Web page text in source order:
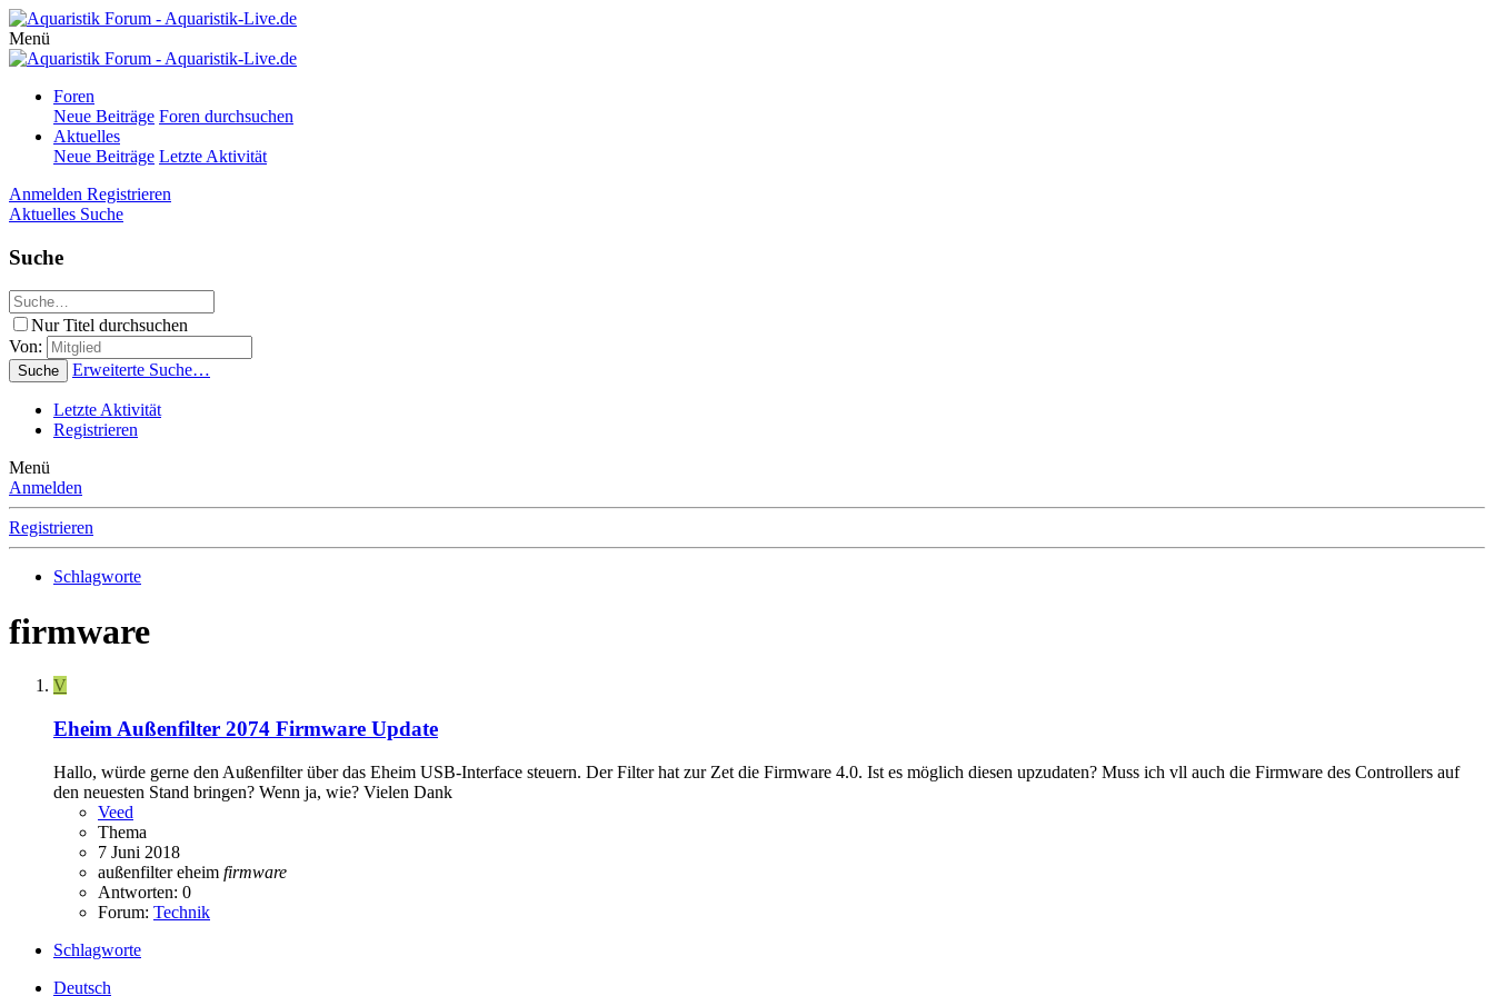
Menü
Foren
Neue Beiträge Foren durchsuchen
Aktuelles
Neue Beiträge Letzte Aktivität
Anmelden Registrieren
Aktuelles Suche
Suche
Nur Titel durchsuchen
Von:
Suche Erweiterte Suche…
Letzte Aktivität
Registrieren
Menü
Anmelden
Registrieren
Schlagworte
firmware
V
Eheim Außenfilter 2074 Firmware Update
Hallo, würde gerne den Außenfilter über das Eheim USB-Interface steuern. Der Filter hat zur Zet die Firmware 4.0. Ist es möglich diesen upzudaten? Muss ich vll auch die Firmware des Controllers auf
den neuesten Stand bringen? Wenn ja, wie? Vielen Dank
Veed
Thema
7 Juni 2018
außenfiltereheim firmware
Antworten: 0
Forum: Technik
Schlagworte
Deutsch